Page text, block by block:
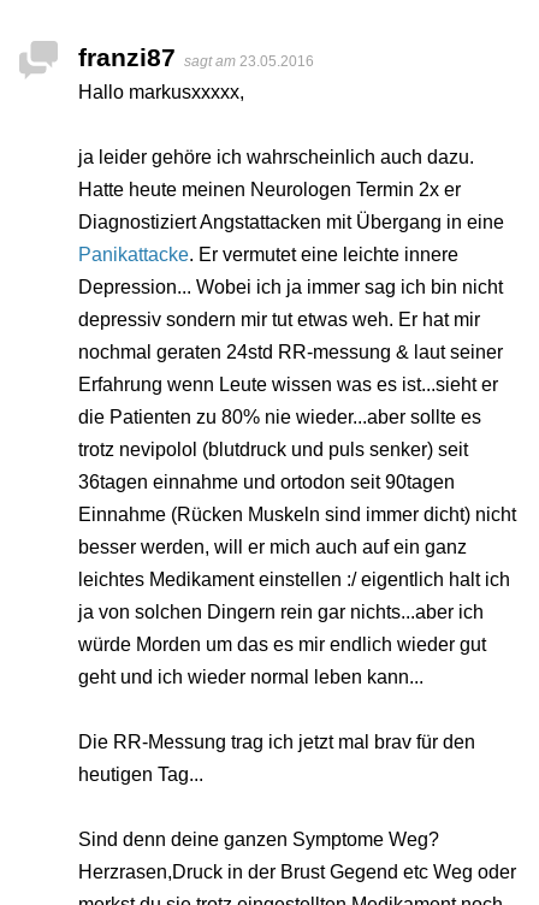
franzi87 sagt am 23.05.2016
Hallo markusxxxxx,
ja leider gehöre ich wahrscheinlich auch dazu.
Hatte heute meinen Neurologen Termin 2x er
Diagnostiziert Angstattacken mit Übergang in eine
Panikattacke. Er vermutet eine leichte innere
Depression... Wobei ich ja immer sag ich bin nicht
depressiv sondern mir tut etwas weh. Er hat mir
nochmal geraten 24std RR-messung & laut seiner
Erfahrung wenn Leute wissen was es ist...sieht er
die Patienten zu 80% nie wieder...aber sollte es
trotz nevipolol (blutdruck und puls senker) seit
36tagen einnahme und ortodon seit 90tagen
Einnahme (Rücken Muskeln sind immer dicht) nicht
besser werden, will er mich auch auf ein ganz
leichtes Medikament einstellen :/ eigentlich halt ich
ja von solchen Dingern rein gar nichts...aber ich
würde Morden um das es mir endlich wieder gut
geht und ich wieder normal leben kann...
Die RR-Messung trag ich jetzt mal brav für den
heutigen Tag...
Sind denn deine ganzen Symptome Weg?
Herzrasen,Druck in der Brust Gegend etc Weg oder